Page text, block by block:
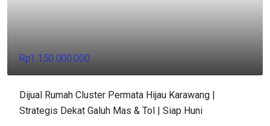
Rp1.150.000.000
Dijual Rumah Cluster Permata Hijau Karawang |
Strategis Dekat Galuh Mas & Tol | Siap Huni